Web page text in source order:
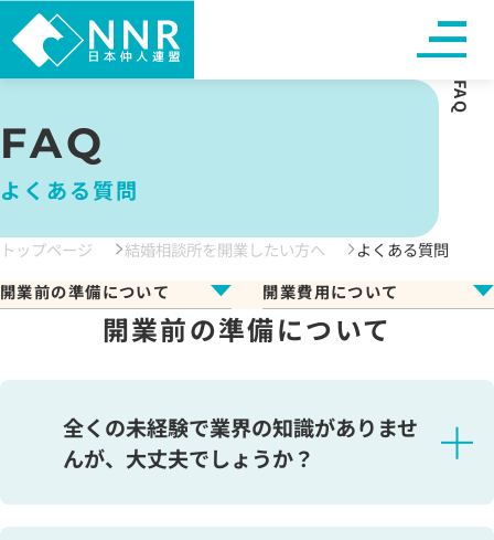
FAQ
よくある質問
FAQ
トップページ 結婚相談所を開業したい方へ
よくある質問
開業前の準備について
開業費用について
開業前の準備について
全くの未経験で業界の知識がありませ
んが、大丈夫でしょうか？
はい。大丈夫です。NNRでは未経験でも安心して開業